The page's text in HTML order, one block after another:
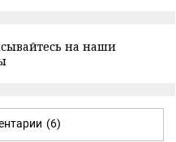
на наши
(6)